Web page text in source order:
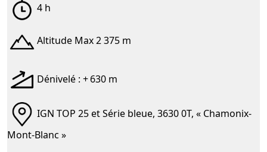
4 h
Altitude Max 2 375 m
Dénivelé : + 630 m
IGN TOP 25 et Série bleue, 3630 0T, « Chamonix-
Mont-Blanc »